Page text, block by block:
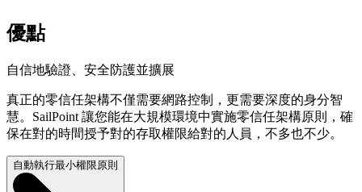
優點
自信地驗證、安全防護並擴展
真正的零信任架構不僅需要網路控制，更需要深度的身分智
慧。SailPoint 讓您能在大規模環境中實施零信任架構原則，確
保在對的時間授予對的存取權限給對的人員，不多也不少。
自動執行最小權限原則